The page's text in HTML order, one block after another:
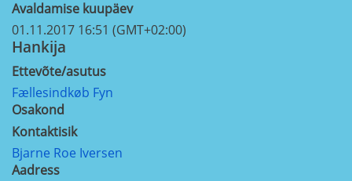
Avaldamise kuupäev
01.11.2017 16:51 (GMT+02:00)
Hankija
Ettevõte/asutus
Fællesindkøb Fyn
Osakond
Kontaktisik
Bjarne Roe Iversen
Aadress